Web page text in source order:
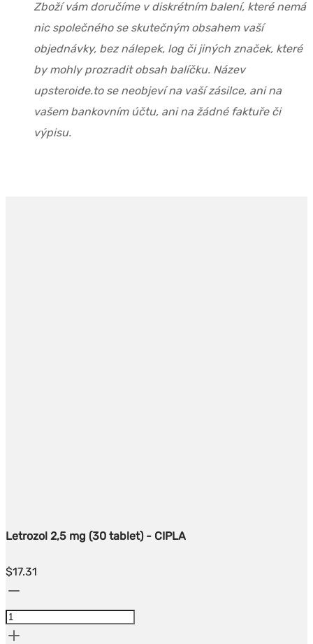
Zboží vám doručíme v diskrétním balení, které nemá
nic společného se skutečným obsahem vaší
objednávky, bez nálepek, log či jiných značek, které
by mohly prozradit obsah balíčku. Název
upsteroide.to se neobjeví na vaší zásilce, ani na
vašem bankovním účtu, ani na žádné faktuře či
výpisu.
Letrozol 2,5 mg (30 tablet) - CIPLA
$17.31
Letrozole